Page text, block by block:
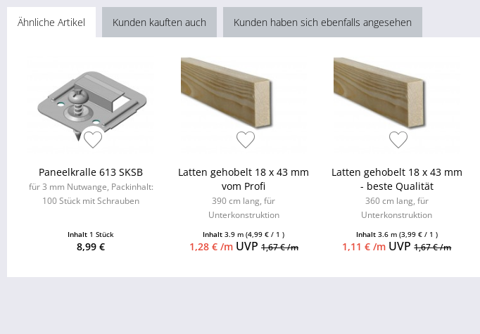
Ähnliche Artikel Kunden kauften auch Kunden haben sich ebenfalls angesehen
Paneelkralle 613 SKSB
für 3 mm Nutwange, Packinhalt:
100 Stück mit Schrauben
Inhalt 1 Stück
8,99 €
Latten gehobelt 18 x 43 mm
vom Profi
390 cm lang, für
Unterkonstruktion
Inhalt3.9 m(4,99 € / 1 )
1,28 € /mUVP 1,67 € /m
Latten gehobelt 18 x 43 mm
- beste Qualität
360 cm lang, für
Unterkonstruktion
Inhalt 3.6 m (3,99 € / 1 )
1,11 € /m UVP1,67 € /m